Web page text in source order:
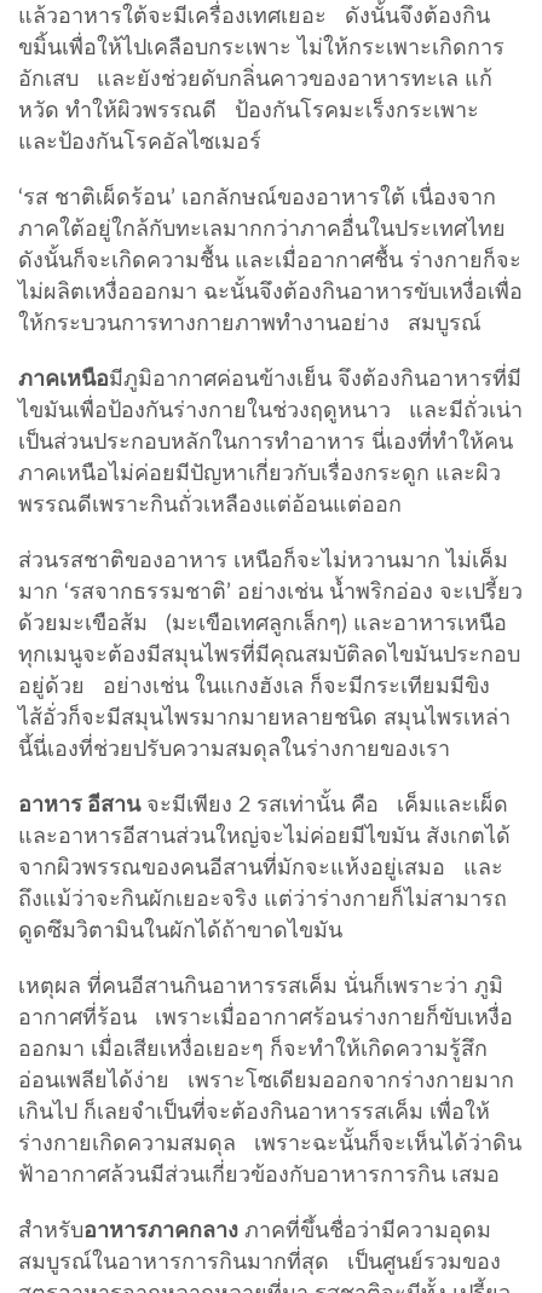
แล้วอาหารใต้จะมีเครื่องเทศเยอะ ดังนั้นจึงต้องกิน
ขมิ้นเพื่อให้ไปเคลือบกระเพาะ ไม่ให้กระเพาะเกิดการ
อักเสบ และยังช่วยดับกลิ่นคาวของอาหารทะเล แก้
หวัด ทำให้ผิวพรรณดี ป้องกันโรคมะเร็งกระเพาะ
และป้องกันโรคอัลไซเมอร์
‘รส ชาติเผ็ดร้อน’ เอกลักษณ์ของอาหารใต้ เนื่องจาก
ภาคใต้อยู่ใกล้กับทะเลมากกว่าภาคอื่นในประเทศไทย
ดังนั้นก็จะเกิดความชื้น และเมื่ออากาศชื้น ร่างกายก็จะ
ไม่ผลิตเหงื่อออกมา ฉะนั้นจึงต้องกินอาหารขับเหงื่อเพื่อ
ให้กระบวนการทางกายภาพทำงานอย่าง สมบูรณ์
ภาคเหนือมีภูมิอากาศค่อนข้างเย็น จึงต้องกินอาหารที่มี
ไขมันเพื่อป้องกันร่างกายในช่วงฤดูหนาว และมีถั่วเน่า
เป็นส่วนประกอบหลักในการทำอาหาร นี่เองที่ทำให้คน
ภาคเหนือไม่ค่อยมีปัญหาเกี่ยวกับเรื่องกระดูก และผิว
พรรณดีเพราะกินถั่วเหลืองแต่อ้อนแต่ออก
ส่วนรสชาติของอาหาร เหนือก็จะไม่หวานมาก ไม่เค็ม
มาก ‘รสจากธรรมชาติ’ อย่างเช่น น้ำพริกอ่อง จะเปรี้ยว
ด้วยมะเขือส้ม (มะเขือเทศลูกเล็กๆ) และอาหารเหนือ
ทุกเมนูจะต้องมีสมุนไพรที่มีคุณสมบัติลดไขมันประกอบ
อยู่ด้วย อย่างเช่น ในแกงฮังเล ก็จะมีกระเทียมมีขิง
ไส้อั่วก็จะมีสมุนไพรมากมายหลายชนิด สมุนไพรเหล่า
นี้นี่เองที่ช่วยปรับความสมดุลในร่างกายของเรา
อาหาร อีสานจะมีเพียง 2 รสเท่านั้น คือ เค็มและเผ็ด
และอาหารอีสานส่วนใหญ่จะไม่ค่อยมีไขมัน สังเกตได้
จากผิวพรรณของคนอีสานที่มักจะแห้งอยู่เสมอ และ
ถึงแม้ว่าจะกินผักเยอะจริง แต่ว่าร่างกายก็ไม่สามารถ
ดูดซึมวิตามินในผักได้ถ้าขาดไขมัน
เหตุผล ที่คนอีสานกินอาหารรสเค็ม นั่นก็เพราะว่า ภูมิ
อากาศที่ร้อน เพราะเมื่ออากาศร้อนร่างกายก็ขับเหงื่อ
ออกมา เมื่อเสียเหงื่อเยอะๆ ก็จะทำให้เกิดความรู้สึก
อ่อนเพลียได้ง่าย เพราะโซเดียมออกจากร่างกายมาก
เกินไป ก็เลยจำเป็นที่จะต้องกินอาหารรสเค็ม เพื่อให้
ร่างกายเกิดความสมดุล เพราะฉะนั้นก็จะเห็นได้ว่าดิน
ฟ้าอากาศล้วนมีส่วนเกี่ยวข้องกับอาหารการกิน เสมอ
สำหรับอาหารภาคกลาง ภาคที่ขึ้นชื่อว่ามีความอุดม
สมบูรณ์ในอาหารการกินมากที่สุด เป็นศูนย์รวมของ